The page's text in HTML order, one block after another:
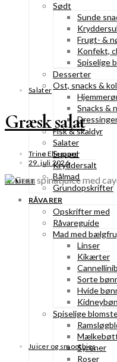
Sødt
Sunde
Frugt- &
Konfekt,
Spiselige
Desserter
Ost, snacks &
Snacks &
Fisk & skaldyr
Salater
Supper
Kryddersalt
Bålmad
Grundopskrifter
RÅVARER
Opskrifter med
Råvareguide
Mad med
Linser
Kikærter
Sorte
Hvide
Spiselige
Syrener
Roser
Salater
Græsk salat
Trine Ellegaard
29. juli 2026
SE MERE
Juicer og smoothies